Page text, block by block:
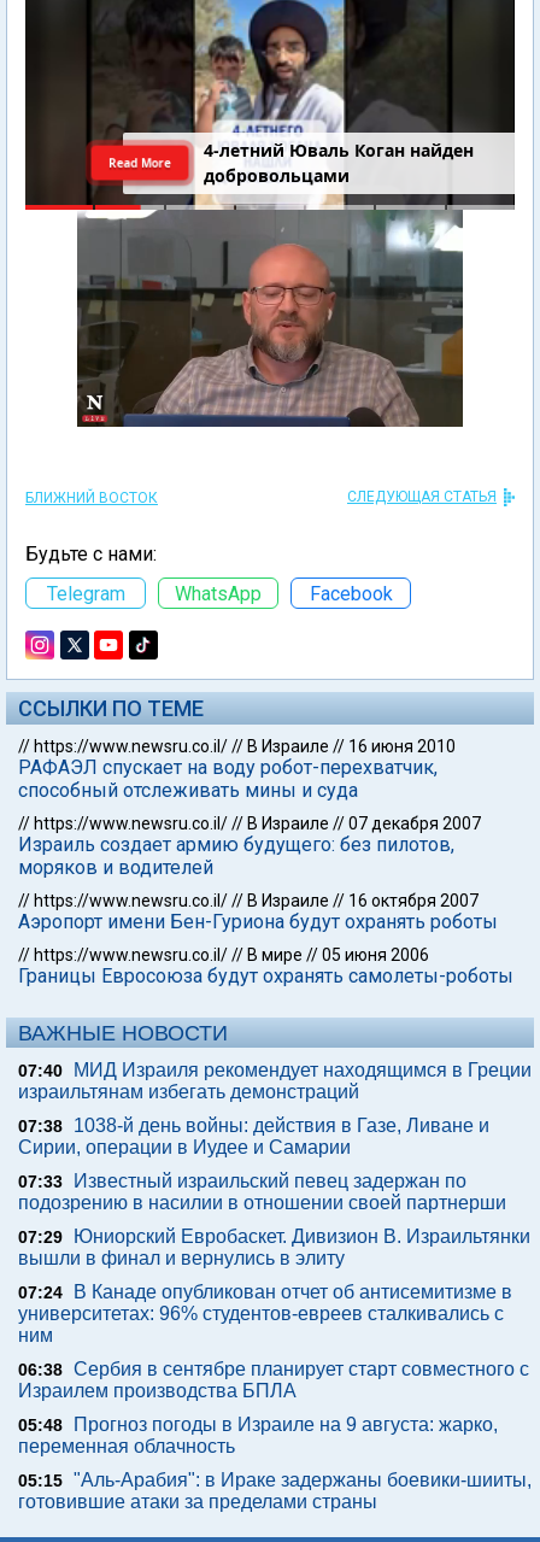
4-летний Юваль Коган найден
добровольцами
Read More
БЛИЖНИЙ ВОСТОК СЛЕДУЮЩАЯ СТАТЬЯ
Будьте с нами:
Telegram
WhatsApp Facebook
ССЫЛКИ ПО ТЕМЕ
// https://www.newsru.co.il/// В Израиле // 16 июня 2010
РАФАЭЛ спускает на воду робот-перехватчик,
способный отслеживать мины и суда
// https://www.newsru.co.il/// В Израиле //07 декабря 2007
Израиль создает армию будущего: без пилотов,
моряков и водителей
// https://www.newsru.co.il/// В Израиле // 16 октября 2007
Аэропорт имени Бен-Гуриона будут охранять роботы
// https://www.newsru.co.il/// В мире //05 июня 2006
Границы Евросоюза будут охранять самолеты-роботы
ВАЖНЫЕ НОВОСТИ
07:40
МИД Израиля рекомендует находящимся в Греции
израильтянам избегать демонстраций
07:38
1038-й день войны: действия в Газе, Ливане и
Сирии, операции в Иудее и Самарии
07:33
Известный израильский певец задержан по
подозрению в насилии в отношении своей партнерши
07:29
Юниорский Евробаскет. Дивизион В. Израильтянки
вышли в финал и вернулись в элиту
07:24
В Канаде опубликован отчет об антисемитизме в
университетах: 96% студентов-евреев сталкивались с
ним
06:38 Сербия в сентябре планирует старт совместного с
Израилем производства БПЛА
05:48
Прогноз погоды в Израиле на 9 августа: жарко,
переменная облачность
05:15 "Аль-Арабия": в Ираке задержаны боевики-шииты,
готовившие атаки за пределами страны